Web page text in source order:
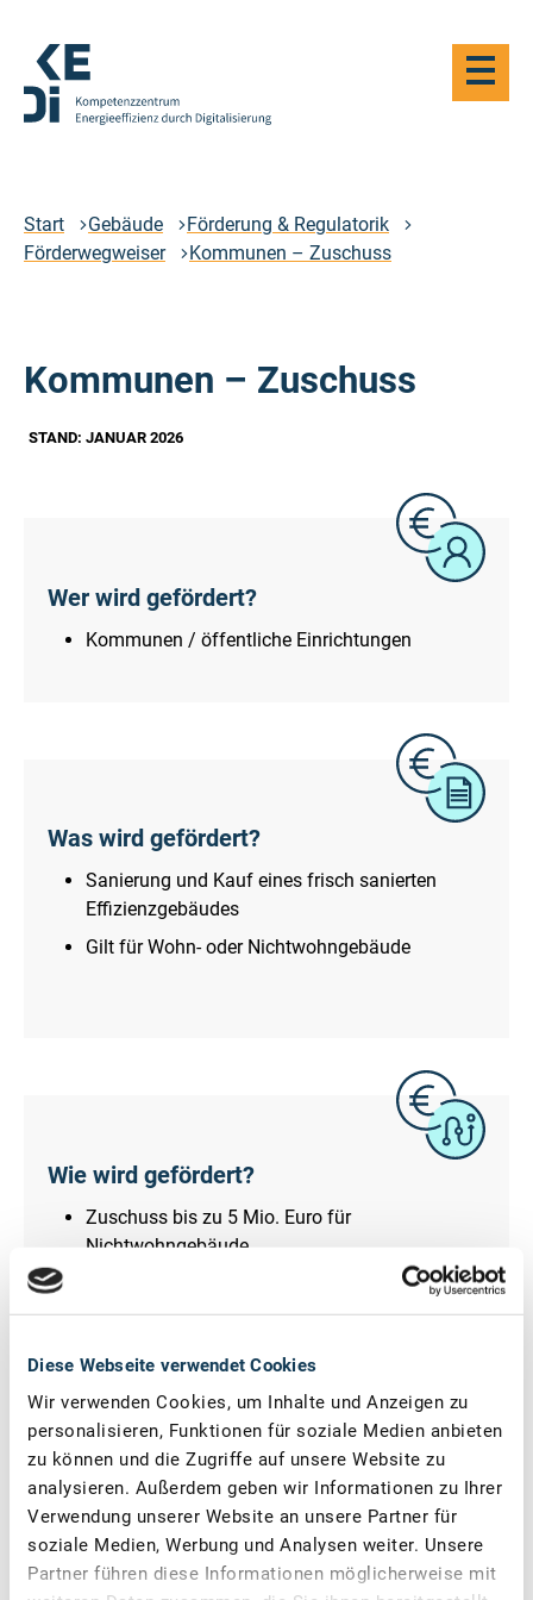
Diese Webseite verwendet Cookies
Wir verwenden Cookies, um Inhalte und Anzeigen zu
personalisieren, Funktionen für soziale Medien anbieten
zu können und die Zugriffe auf unsere Website zu
analysieren. Außerdem geben wir Informationen zu Ihrer
Verwendung unserer Website an unsere Partner für
soziale Medien, Werbung und Analysen weiter. Unsere
Partner führen diese Informationen möglicherweise mit
Hauptinhalt
springen
durch
Digitalisierung
Haupt-
öffnen
Start Gebäude
Förderung & Regulatorik
Förderwegweiser
Kommunen – Zuschuss
Kommunen – Zuschuss
STAND: JANUAR 2026
Wer wird gefördert?
Kommunen / öffentliche Einrichtungen
Was wird gefördert?
Sanierung und Kauf eines frisch sanierten
Effizienzgebäudes
Gilt für Wohn- oder Nichtwohngebäude
Wie wird gefördert?
Zuschuss bis zu 5 Mio. Euro für
Nichtwohngebäude
Zuschuss bis zu 75.000 Euro je Wohneinheit für
Wohngebäude
Gefördert wird die Sanierung und der Kauf eines frisch
sanierten Effizienzgebäudes. Dabei kann es sich sowohl
um Wohn- als auch um Nichtwohngebäude handeln
Nichtwohngebäude
Sanierung von bestehenden Immobilien zum